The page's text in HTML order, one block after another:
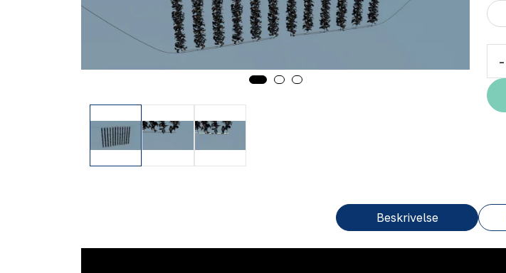
-
Beskrivelse